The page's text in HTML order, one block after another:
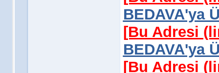
BEDAVA'ya
[Bu Adresi
BEDAVA'ya
[Bu Adresi